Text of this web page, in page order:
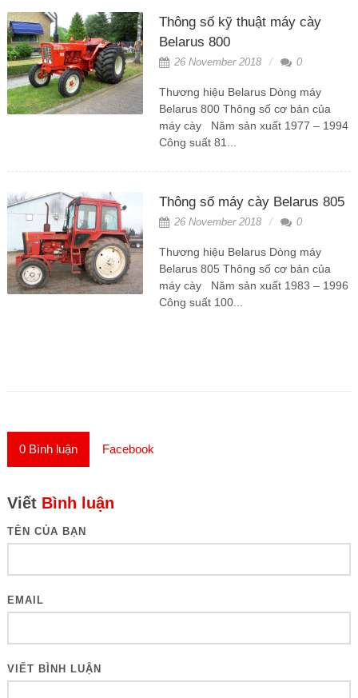
Thông số kỹ thuật máy cày
Belarus 800
26 November 2018 0
Thương hiệu Belarus Dòng máy
Belarus 800 Thông số cơ bản của
máy cày Năm sản xuất 1977 – 1994
Công suất 81...
Thông số máy cày Belarus 805
26 November 2018 0
Thương hiệu Belarus Dòng máy
Belarus 805 Thông số cơ bản của
máy cày Năm sản xuất 1983 – 1996
Công suất 100...
0Bình luận Facebook
Viết Bình luận
TÊN CỦA BẠN
EMAIL
VIẾT BÌNH LUẬN